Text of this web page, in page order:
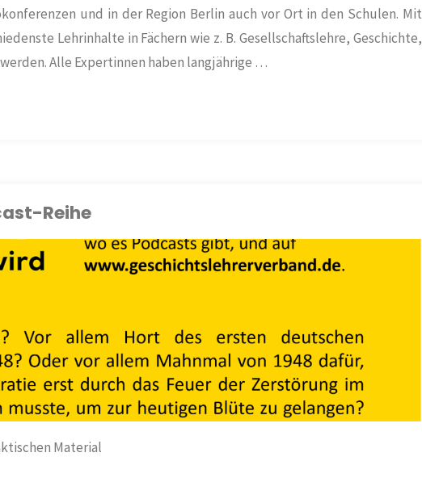
und in der Region Berlin auch vor Ort in den Schulen. Mit
Lehrinhalte in Fächern wie z. B. Gesellschaftslehre, Geschichte,
Alle Expertinnen haben langjährige …
Reihe
Material